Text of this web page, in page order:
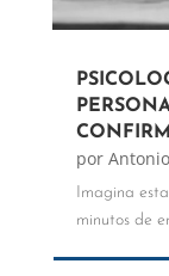
por
Imagina
minutos de